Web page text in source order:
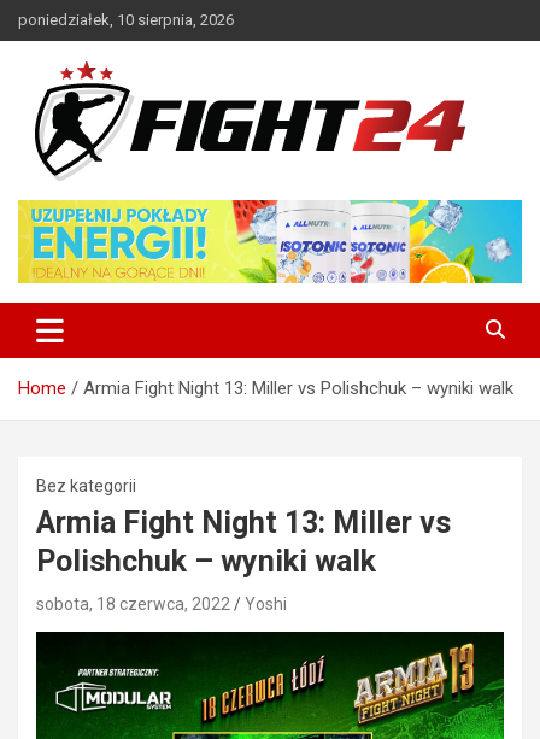
to
poniedziałek, 10 sierpnia, 2026
FIGHT24.PL – MMA i K-1, UFC
Home Armia Fight Night 13: Miller vs Polishchuk – wyniki walk
Bez kategorii
Armia Fight Night 13: Miller vs
Polishchuk – wyniki walk
sobota, 18 czerwca, 2022 Yoshi